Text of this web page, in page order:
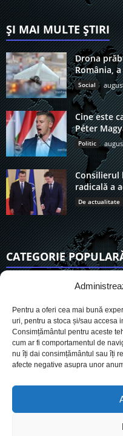
Pentru a oferi cea mai bună
uri, pentru a stoca și/sau accesa
Consimțământul pentru aceste
cum ar fi comportamentul de
nu îți dai consimțământul sau îți
afecte negative asupra unor
ȘI MAI MULTE ȘTIRI
Drona
România,
Social
Cine este
Péter
Politic
Consilierul
radicală a
De actualitate
CATEGORIE
Social
Politic
Economie